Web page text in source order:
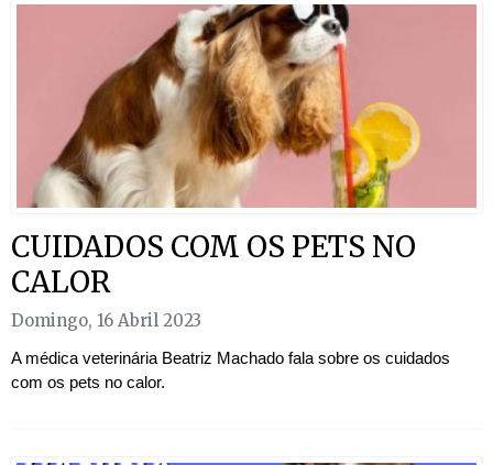
CUIDADOS COM OS PETS NO
CALOR
Domingo, 16 Abril 2023
A médica veterinária Beatriz Machado fala sobre os cuidados
com os pets no calor.